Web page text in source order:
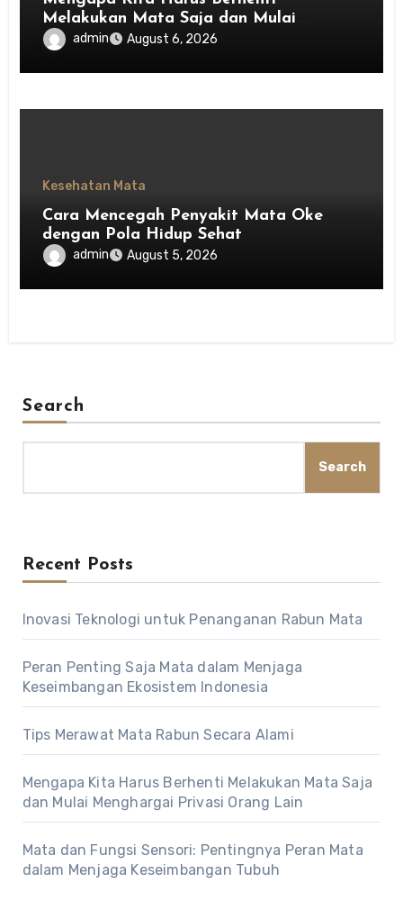
Melakukan Mata Saja dan Mulai
Menghargai Privasi Orang Lain
admin August 6, 2026
Kesehatan Mata
Cara Mencegah Penyakit Mata Oke
dengan Pola Hidup Sehat
admin August 5, 2026
Search
Search
Recent Posts
Inovasi Teknologi untuk Penanganan Rabun Mata
Peran Penting Saja Mata dalam Menjaga
Keseimbangan Ekosistem Indonesia
Tips Merawat Mata Rabun Secara Alami
Mengapa Kita Harus Berhenti Melakukan Mata Saja
dan Mulai Menghargai Privasi Orang Lain
Mata dan Fungsi Sensori: Pentingnya Peran Mata
dalam Menjaga Keseimbangan Tubuh